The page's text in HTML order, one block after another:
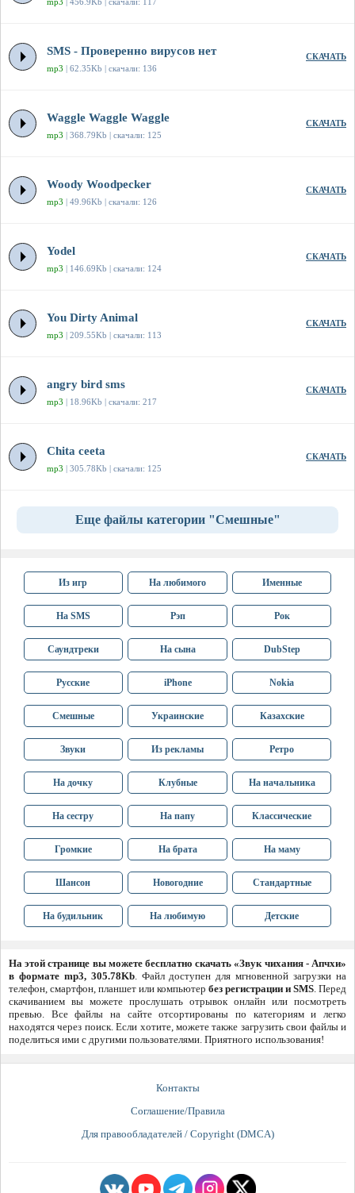
mp3 | 456.9Kb | скачали: 117
SMS - Проверенно вирусов нет
mp3 | 62.35Kb | скачали: 136
СКАЧАТЬ
Waggle Waggle Waggle
mp3 | 368.79Kb | скачали: 125
СКАЧАТЬ
Woody Woodpecker
mp3 | 49.96Kb | скачали: 126
СКАЧАТЬ
Yodel
mp3 | 146.69Kb | скачали: 124
СКАЧАТЬ
You Dirty Animal
mp3 | 209.55Kb | скачали: 113
СКАЧАТЬ
angry bird sms
mp3 | 18.96Kb | скачали: 217
СКАЧАТЬ
Chita ceeta
mp3 | 305.78Kb | скачали: 125
СКАЧАТЬ
Еще файлы категории "Смешные"
Из игр На любимого Именные
На SMS Рэп Рок
Саундтреки На сына DubStep
Русские iPhone Nokia
Смешные Украинские Казахские
Звуки Из рекламы Ретро
На дочку Клубные На начальника
На сестру На папу Классические
Громкие На брата На маму
Шансон Новогодние Стандартные
На будильник На любимую Детские
На этой странице вы можете бесплатно скачать «Звук чихания - Апчхи»
в формате mp3, 305.78Kb. Файл доступен для мгновенной загрузки на
телефон, смартфон, планшет или компьютер без регистрации и SMS. Перед
скачиванием вы можете прослушать отрывок онлайн или посмотреть
превью. Все файлы на сайте отсортированы по категориям и легко
находятся через поиск. Если хотите, можете также загрузить свои файлы и
поделиться ими с другими пользователями. Приятного использования!
Контакты
Соглашение/Правила
Для правообладателей / Copyright (DMCA)